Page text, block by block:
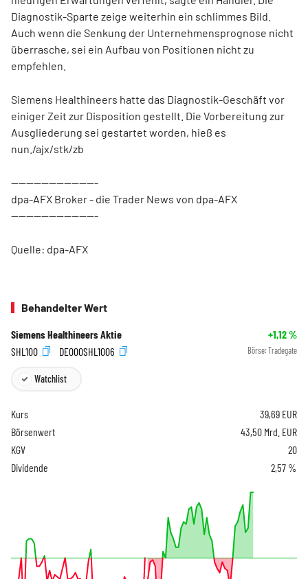
Diagnostik-Sparte zeige weiterhin ein schlimmes Bild.
Auch wenn die Senkung der Unternehmensprognose nicht
überrasche, sei ein Aufbau von Positionen nicht zu
empfehlen.
Siemens Healthineers hatte das Diagnostik-Geschäft vor
einiger Zeit zur Disposition gestellt. Die Vorbereitung zur
Ausgliederung sei gestartet worden, hieß es
nun./ajx/stk/zb
-----------------------
dpa-AFX Broker - die Trader News von dpa-AFX
-----------------------
Quelle: dpa-AFX
Behandelter Wert
Siemens Healthineers Aktie +1,12%
SHL100
DE000SHL1006 Börse: Tradegate
Watchlist
Kurs 39,69 EUR
Börsenwert
43,50 Mrd. EUR
KGV
20
Dividende
2,57 %